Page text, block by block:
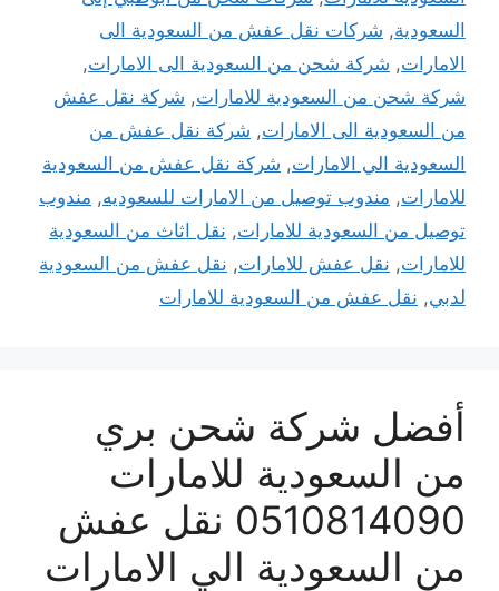
السعودية, شركات نقل عفش من السعودية الى
الامارات, شركة شحن من السعودية الى الامارات,
شركة شحن من السعودية للامارات, شركة نقل عفش
من السعودية الى الامارات, شركة نقل عفش من
السعودية الي الامارات, شركة نقل عفش من السعودية
للامارات, مندوب توصيل من الامارات للسعوديه, مندوب
توصيل من السعودية للامارات, نقل اثاث من السعودية
للامارات, نقل عفش للامارات, نقل عفش من السعودية
لدبي, نقل عفش من السعودية للامارات
أفضل شركة شحن بري
من السعودية للامارات
0510814090 نقل عفش
من السعودية الي الامارات